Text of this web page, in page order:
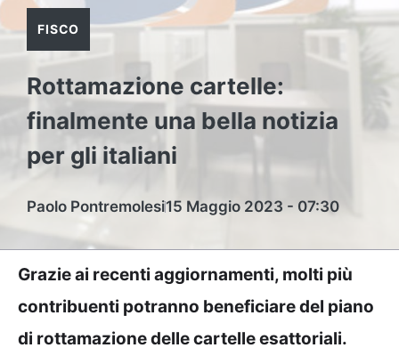
FISCO
Rottamazione cartelle:
finalmente una bella notizia
per gli italiani
Paolo Pontremolesi15 Maggio 2023 - 07:30
Grazie ai recenti aggiornamenti, molti più
contribuenti potranno beneficiare del piano
di rottamazione delle cartelle esattoriali.